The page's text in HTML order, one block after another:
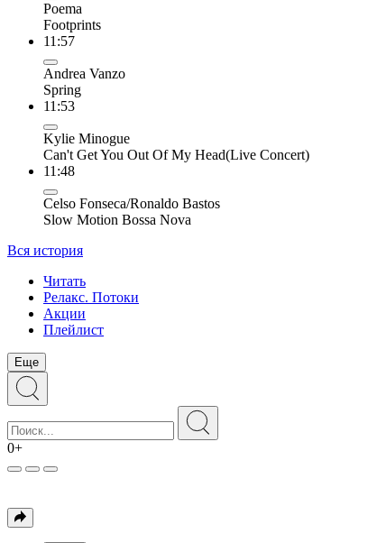
Poema
Footprints
11:57
Andrea Vanzo
Spring
11:53
Kylie Minogue
Can't Get You Out Of My Head(Live Concert)
11:48
Celso Fonseca/Ronaldo Bastos
Slow Motion Bossa Nova
Вся история
Читать
Релакс. Потоки
Акции
Плейлист
Еще
0+